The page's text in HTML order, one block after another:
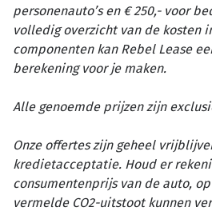
personenauto’s en € 250,- voor
volledig overzicht van de kosten
componenten kan Rebel Lease
berekening voor je maken.
Alle genoemde prijzen zijn
Onze offertes zijn geheel
kredietacceptatie. Houd er
consumentenprijs van de auto,
vermelde CO2-uitstoot kunnen